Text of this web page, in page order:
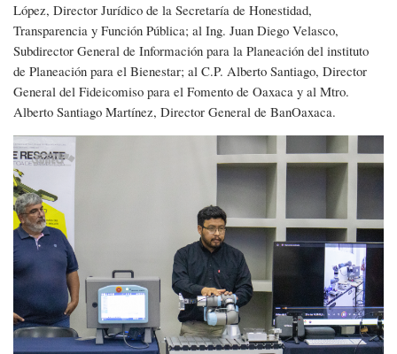
López, Director Jurídico de la Secretaría de Honestidad,
Transparencia y Función Pública; al Ing. Juan Diego Velasco,
Subdirector General de Información para la Planeación del instituto
de Planeación para el Bienestar; al C.P. Alberto Santiago, Director
General del Fideicomiso para el Fomento de Oaxaca y al Mtro.
Alberto Santiago Martínez, Director General de BanOaxaca.